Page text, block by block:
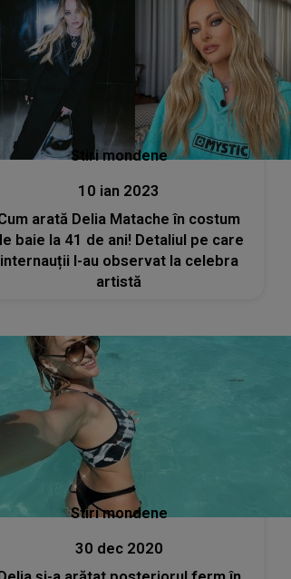
Stiri mondene
10 ian 2023
arată Delia Matache în costum
baie la 41 de ani! Detaliul pe care
internauții l-au observat la celebra
artistă
Stiri mondene
30 dec 2020